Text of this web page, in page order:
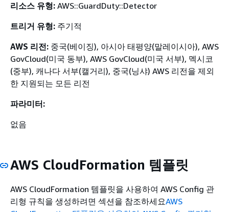
리소스 유형: AWS::GuardDuty::Detector
트리거 유형: 주기적
AWS 리전: 중국(베이징), 아시아 태평양(말레이시아), AWS
GovCloud(미국 동부), AWS GovCloud(미국 서부), 멕시코
(중부), 캐나다 서부(캘거리), 중국(닝샤) AWS 리전을 제외
한 지원되는 모든 리전
파라미터:
없음
AWS CloudFormation 템플릿
AWS CloudFormation 템플릿을 사용하여 AWS Config 관
리형 규칙을 생성하려면 섹션을 참조하세요AWS